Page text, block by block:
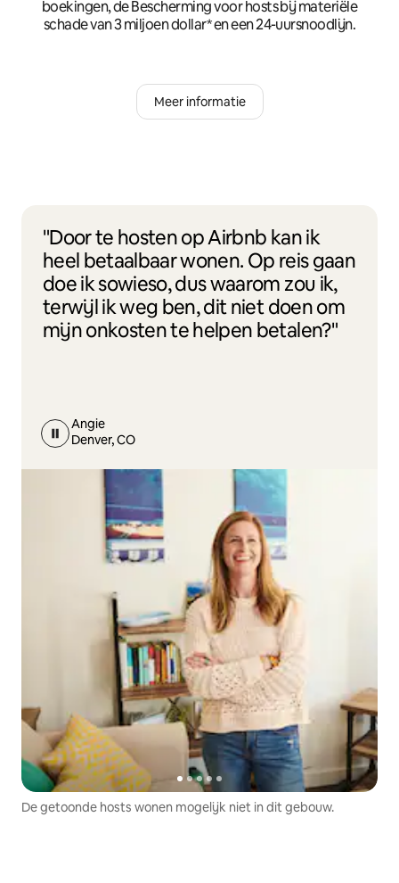
boekingen, de Bescherming voor hosts bij materiële
schade van 3 miljoen dollar* en een 24-uursnoodlijn.
Meer informatie
"Door te hosten op Airbnb kan ik
heel betaalbaar wonen. Op reis gaan
doe ik sowieso, dus waarom zou ik,
terwijl ik weg ben, dit niet doen om
mijn onkosten te helpen betalen?"
Angie
Denver, CO
De getoonde hosts wonen mogelijk niet in dit gebouw.